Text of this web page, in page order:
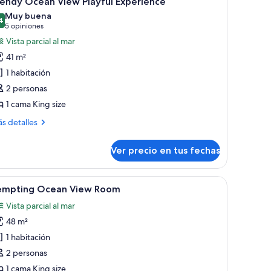
de 10
Muy buena
5 opiniones
(5
opiniones)
Vista parcial al mar
41 m²
1 habitación
2 personas
1 cama King size
detalles
Ver precio en tus fechas
grande, una mesita de noche pequeña y una pared con un diseño
Una mesa con una botella de champán
5 Ocean View Room
Vista parcial al mar
48 m²
1 habitación
2 personas
1 cama King size